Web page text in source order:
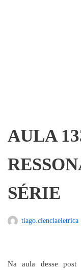
AULA
SÉRIE
tiago.cienciaeletrica
Na aula desse post